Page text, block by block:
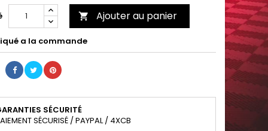
 Ajouter au panier
a la commande
SÉCURITÉ
SÉCURISÉ / PAYPAL / 4XCB